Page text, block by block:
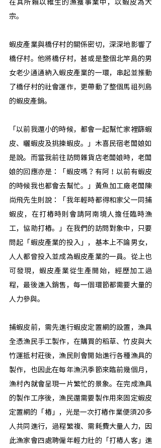
在其所賴以維生的漁獲事業中，以蝦皮為大
宗。
蝦皮產業與橋仔村的關係密切，深深地影響了
橋仔村。他將橋仔村，甚或是整個北竿島的男
女老少通通納入蝦皮產業的一環，串起並推動
了橋仔村的社會運作，更帶動了整個馬祖列島
的蝦皮產銷。
「以前我還小的時候，都會一起幫忙家裡篩蝦
皮、曬蝦皮及挑揀蝦皮。」木喜民宿老闆娘如
是說。而當我前往訪問雜貨店老闆娘時，老闆
娘的回應亦是：「蝦皮嗎？有阿！以前有蝦皮
的時候我也都會去幫忙。」黃魚加工廠老闆陳
尚飛先生則說：「我年輕時都得和家父一同捕
蝦皮，在打樁時則會請阿南境人擔任臨時漁
工，協助打樁。」在我們的訪問對象中，只要
問起「蝦皮產業的投入」，基本上不論男女，
人人都曾投入並成為蝦皮產業的一員。從上也
可發現，蝦皮產業從生產開始，經歷加工過
程，最後進入銷售，每一個環節都需要大量的
人力參與。
捕蝦皮前，需先進行蝦皮定置網的設置，漁具
全憑漁民手工製作，在購買的稻草、竹皮與大
竹運抵村莊後，漁民則會開始進行各種漁具的
製作，也因此在每年漁汛季節來臨前幾個月，
漁村內就會呈現一片繁忙的景象。在完成漁具
的製作工序後，漁民還需要製作用來固定蝦皮
定置網的「樁」，光是一次打樁作業便須20多
人共同進行，過程繁複、需耗費大量人力，因
此漁家會四處聘僱年輕力壯的「打樁人客」進